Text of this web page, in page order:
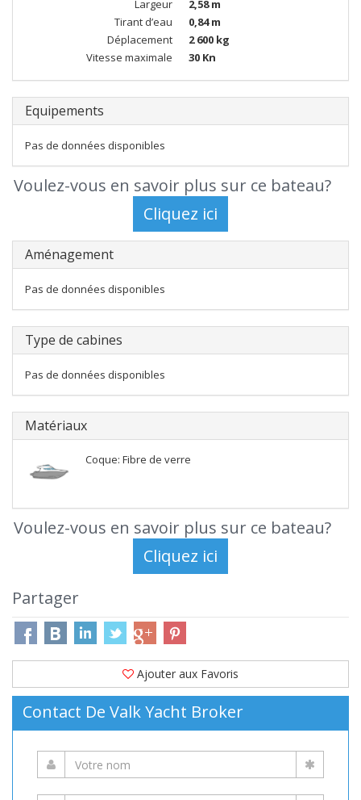
Largeur
2,58 m
Tirant d’eau
0,84 m
Déplacement
2 600 kg
Vitesse maximale
30 Kn
Equipements
Pas de données disponibles
Voulez-vous en savoir plus sur ce bateau?
Aménagement
Pas de données disponibles
Type de cabines
Pas de données disponibles
Matériaux
Coque: Fibre de verre
Voulez-vous en savoir plus sur ce bateau?
Partager
Ajouter aux Favoris
Contact De Valk Yacht Broker